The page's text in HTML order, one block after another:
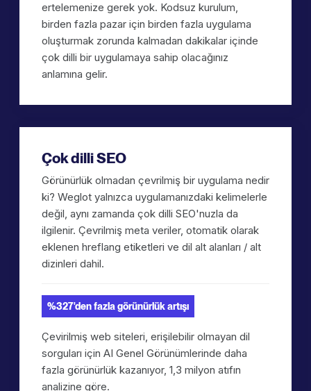
ertelemenize gerek yok. Kodsuz kurulum,
birden fazla pazar için birden fazla uygulama
oluşturmak zorunda kalmadan dakikalar içinde
çok dilli bir uygulamaya sahip olacağınız
anlamına gelir.
Çok dilli SEO
Görünürlük olmadan çevrilmiş bir uygulama nedir
ki? Weglot yalnızca uygulamanızdaki kelimelerle
değil, aynı zamanda çok dilli SEO'nuzla da
ilgilenir. Çevrilmiş meta veriler, otomatik olarak
eklenen hreflang etiketleri ve dil alt alanları / alt
dizinleri dahil.
%327'den fazla görünürlük artışı
Çevirilmiş web siteleri, erişilebilir olmayan dil
sorguları için AI Genel Görünümlerinde daha
fazla görünürlük kazanıyor, 1,3 milyon atıfın
analizine göre.